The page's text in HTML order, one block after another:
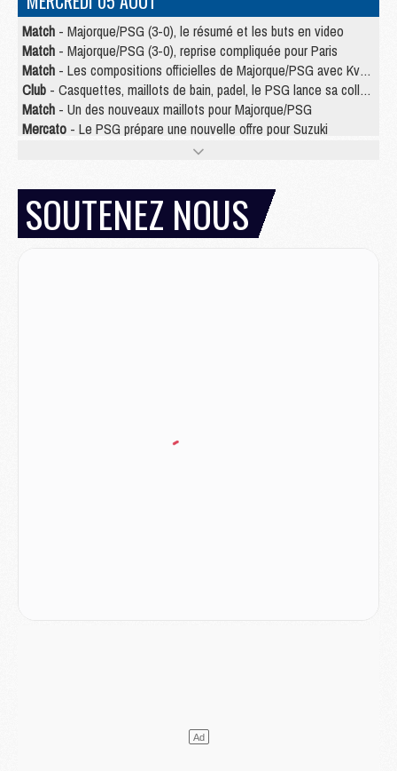
Match - Majorque/PSG (3-0), le résumé et les buts en video
Match - Majorque/PSG (3-0), reprise compliquée pour Paris
Match - Les compositions officielles de Majorque/PSG avec Kvara et de nombreux jeunes
Club - Casquettes, maillots de bain, padel, le PSG lance sa collection été
Match - Un des nouveaux maillots pour Majorque/PSG
Mercato - Le PSG prépare une nouvelle offre pour Suzuki
- Le transfert de Ferran Torres au PSG réglé avant le 12 août ?
Mercato- Le PSG officialise un quatrième prêt
Mercato- Liverpool ne veut pas que Barcola au PSG
Match- Majorque/PSG, quelle compo pour le premier match de la saison 2026/27 ?
- Liverpool encore très loin du compte pour Barcola
- Le PSG a envoyé une première offre pour Mika Godts
SOUTENEZ NOUS